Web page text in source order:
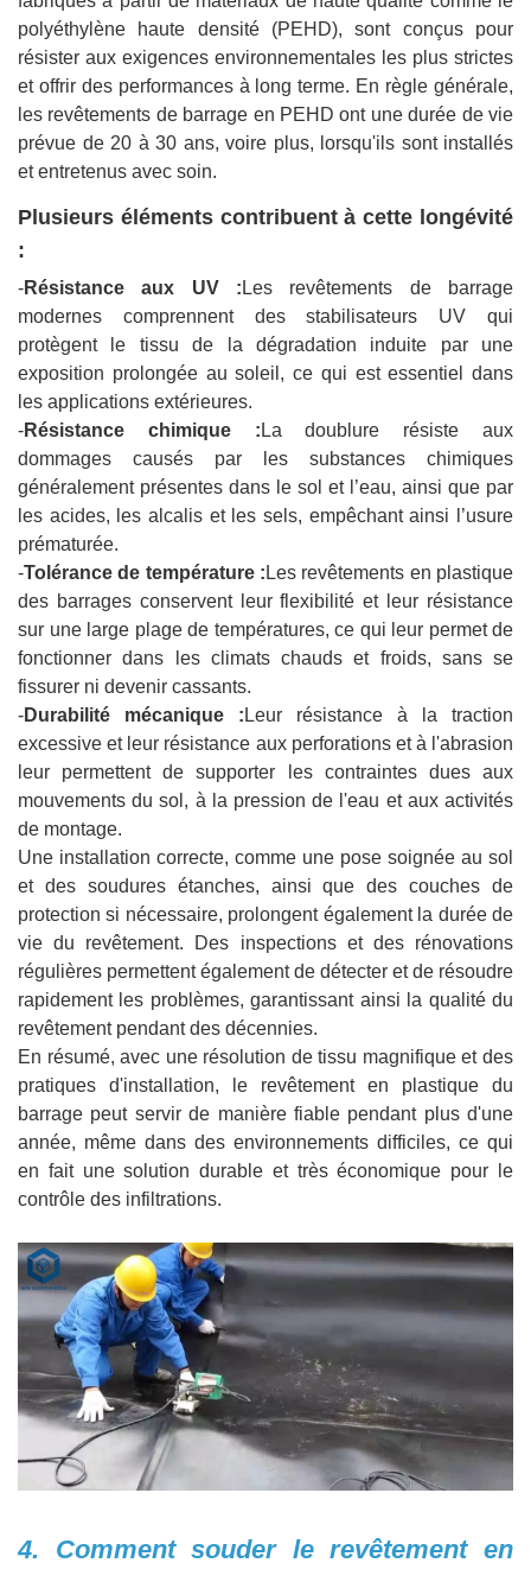
polyéthylène haute densité (PEHD), sont conçus pour
résister aux exigences environnementales les plus strictes
et offrir des performances à long terme. En règle générale,
les revêtements de barrage en PEHD ont une durée de vie
prévue de 20 à 30 ans, voire plus, lorsqu'ils sont installés
et entretenus avec soin.
Plusieurs éléments contribuent à cette longévité
:
-Résistance aux UV : Les revêtements de barrage
modernes comprennent des stabilisateurs UV qui
protègent le tissu de la dégradation induite par une
exposition prolongée au soleil, ce qui est essentiel dans
les applications extérieures.
-Résistance chimique : La doublure résiste aux
dommages causés par les substances chimiques
généralement présentes dans le sol et l’eau, ainsi que par
les acides, les alcalis et les sels, empêchant ainsi l’usure
prématurée.
-Tolérance de température : Les revêtements en plastique
des barrages conservent leur flexibilité et leur résistance
sur une large plage de températures, ce qui leur permet de
fonctionner dans les climats chauds et froids, sans se
fissurer ni devenir cassants.
-Durabilité mécanique : Leur résistance à la traction
excessive et leur résistance aux perforations et à l'abrasion
leur permettent de supporter les contraintes dues aux
mouvements du sol, à la pression de l'eau et aux activités
de montage.
Une installation correcte, comme une pose soignée au sol
et des soudures étanches, ainsi que des couches de
protection si nécessaire, prolongent également la durée de
vie du revêtement. Des inspections et des rénovations
régulières permettent également de détecter et de résoudre
rapidement les problèmes, garantissant ainsi la qualité du
revêtement pendant des décennies.
En résumé, avec une résolution de tissu magnifique et des
pratiques d'installation, le revêtement en plastique du
barrage peut servir de manière fiable pendant plus d'une
année, même dans des environnements difficiles, ce qui
en fait une solution durable et très économique pour le
contrôle des infiltrations.
4. Comment souder le revêtement en